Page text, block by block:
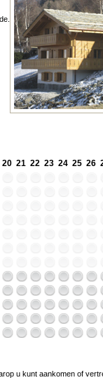
20 21 22 23 24 25 26
u kunt aankomen of